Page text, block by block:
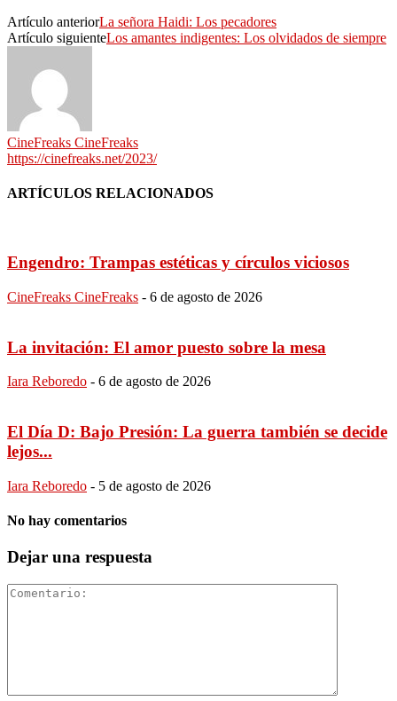
Artículo anteriorLa señora Haidi: Los pecadores
Artículo siguienteLos amantes indigentes: Los olvidados de siempre
CineFreaks CineFreaks
https://cinefreaks.net/2023/
ARTÍCULOS RELACIONADOS
Engendro: Trampas estéticas y círculos viciosos
CineFreaks CineFreaks - 6 de agosto de 2026
La invitación: El amor puesto sobre la mesa
Iara Reboredo - 6 de agosto de 2026
El Día D: Bajo Presión: La guerra también se decide
lejos...
Iara Reboredo - 5 de agosto de 2026
No hay comentarios
Dejar una respuesta